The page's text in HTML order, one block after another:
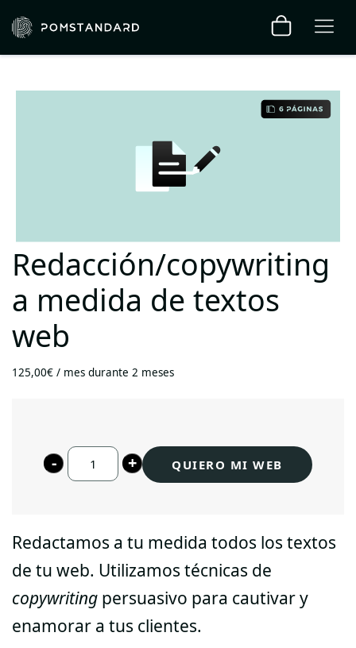
Redacción/copywriting
a medida de textos
web
125,00€ / mes durante 2 meses
Redacción/copywriting
textos
web
cantidad
QUIERO MI WEB
Redactamos a tu medida todos los textos
de tu web. Utilizamos técnicas de
copywriting persuasivo para cautivar y
enamorar a tus clientes.